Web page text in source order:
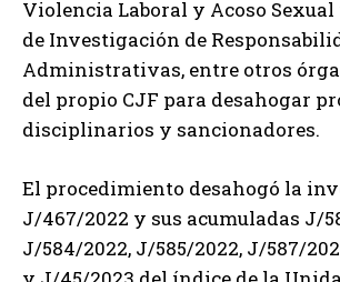
Violencia Laboral y Acoso
de Investigación de
Administrativas, entre otros
del propio CJF para desahogar
disciplinarios y sancionadores.
El procedimiento desahogó la
J/467/2022 y sus acumuladas J/
J/584/2022, J/585/2022, J/587/